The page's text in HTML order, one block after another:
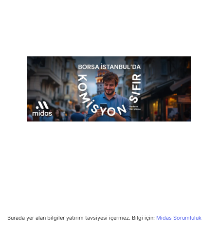
Burada yer alan bilgiler yatırım tavsiyesi içermez. Bilgi için: Midas Sorumluluk